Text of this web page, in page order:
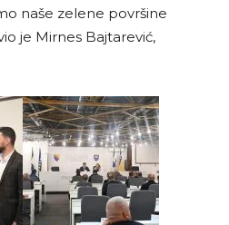
naše zelene površine
je Mirnes Bajtarević,